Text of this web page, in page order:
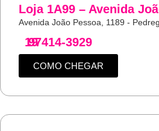
Loja 1A99 – Avenida
Avenida João Pessoa, 1189 -
19
97414-3929
COMO CHEGAR